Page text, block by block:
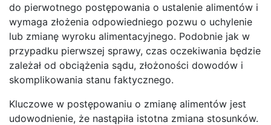
do pierwotnego postępowania o ustalenie alimentów i
wymaga złożenia odpowiedniego pozwu o uchylenie
lub zmianę wyroku alimentacyjnego. Podobnie jak w
przypadku pierwszej sprawy, czas oczekiwania będzie
zależał od obciążenia sądu, złożoności dowodów i
skomplikowania stanu faktycznego.
Kluczowe w postępowaniu o zmianę alimentów jest
udowodnienie, że nastąpiła istotna zmiana stosunków.